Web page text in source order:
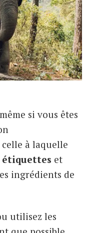
si vous êtes
à laquelle
étiquettes et
ingrédients de
utilisez les